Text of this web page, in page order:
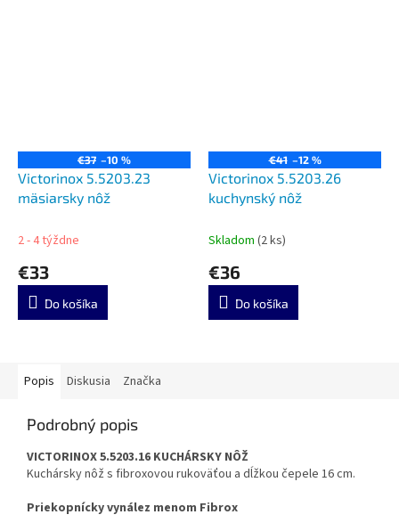
€37 –10 %
Victorinox 5.5203.23
mäsiarsky nôž
2 - 4 týždne
€33
Do košíka
€41 –12 %
Victorinox 5.5203.26
kuchynský nôž
Skladom (2 ks)
€36
Do košíka
Popis Diskusia Značka
Podrobný popis
VICTORINOX 5.5203.16 KUCHÁRSKY NÔŽ
Kuchársky nôž s fibroxovou rukoväťou a dĺžkou čepele 16 cm.
Priekopnícky vynález menom Fibrox